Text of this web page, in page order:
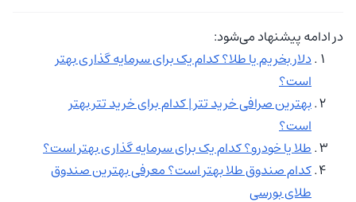
در ادامه پیشنهاد می‌شود:
دلار بخریم یا طلا؟ کدام یک برای سرمایه گذاری بهتر
است؟
بهترین صرافی خرید تتر | کدام برای خرید تتر بهتر
است؟
طلا یا خودرو؟ کدام یک برای سرمایه گذاری بهتر است؟
کدام صندوق طلا بهتر است؟ معرفی بهترین صندوق
طلای بورسی